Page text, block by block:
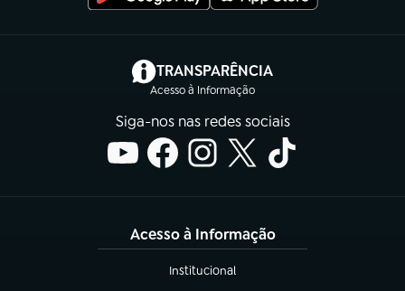
TRANSPARÊNCIA
Acesso à Informação
(abre em nova aba)
Siga-nos nas redes sociais
Acesso à Informação
Institucional
(abre em nova aba)